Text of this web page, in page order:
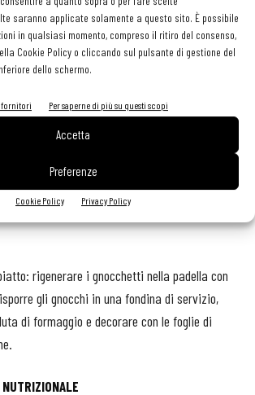
saranno applicate solamente a questo sito. È possibile
in qualsiasi momento, compreso il ritiro del consenso,
Cookie Policy o cliccando sul pulsante di gestione del
dello schermo.
fornitori Per saperne di più su questi scopi
Accetta
Preferenze
Cookie Policy Privacy Policy
Tritare al coltello le foglie in modo molto fine e
imbiondito in padella aggiustando di
morbido aggiungendo se necessario un
blu: portare a ebollizione la panna e
tagliato a cubetti a fuoco spento. Lasciare
con un mixer a immersione aggiustando
al caldo.
rigenerare i gnocchetti nella padella con
gli gnocchi in una fondina di servizio,
di formaggio e decorare con le foglie di